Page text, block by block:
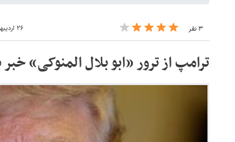
۳ نفر ۲۶ اردیبهشت ۱۴۰۵ - ۰۸:۴۱
ترامپ از ترور «ابو بلال المنوکی»